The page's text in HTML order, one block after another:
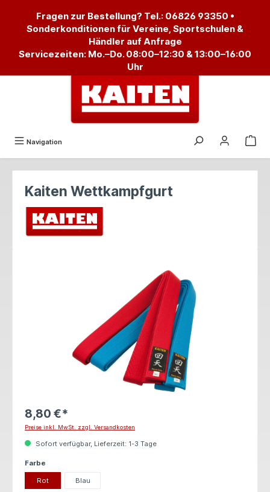
Fragen zur Bestellung? Tel.: 06826 93350 •
Sonderkonditionen für Vereine, Sportschulen &
Händler auf Anfrage
Servicezeiten: Mo.–Do. 08:00–12:30 & 13:00–16:00
Uhr
Navigation
Kaiten Wettkampfgurt
8,80 €*
Preise inkl. MwSt. zzgl. Versandkosten
Sofort verfügbar, Lieferzeit: 1-3 Tage
Farbe
Rot Blau